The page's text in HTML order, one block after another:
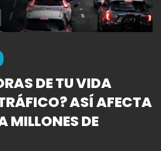
DE TU VIDA
TRÁFICO? ASÍ AFECTA
MILLONES DE